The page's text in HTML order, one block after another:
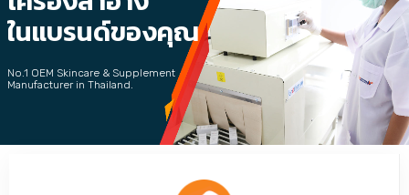
to
ในแบรนด์ของคุณ
No.1 OEM Skincare & Supplement
Manufacturer in Thailand.
คลิกที่นี่ เพื่อขอรับ Price List